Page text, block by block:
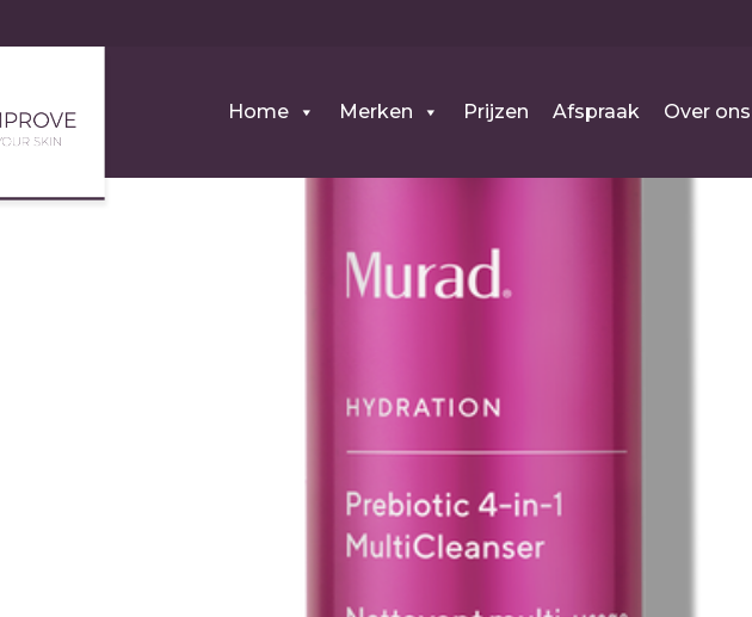
Home Merken Prijzen Afspraak Over ons